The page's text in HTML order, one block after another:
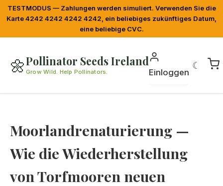
TESTMODUS — Zahlungen werden simuliert. Verwenden Sie die
Karte 4242 4242 4242 4242, ein beliebiges zukünftiges Datum,
eine beliebige CVC.
🌼Pollinator Seeds Ireland
Grow Wild. Help Pollinators. Einloggen
☾
Moorlandrenaturierung —
Wie die Wiederherstellung
von Torfmooren neuen